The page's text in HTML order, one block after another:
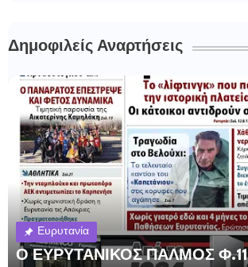
Δημοφιλείς Αναρτήσεις
Ευρυτανία
Ο ΕΥΡΥΤΑΝΙΚΟΣ ΠΑΛΜΟΣ